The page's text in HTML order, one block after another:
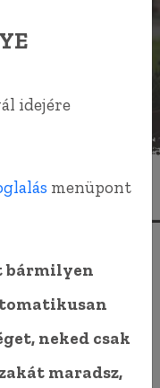
idejére
menüpont
bármilyen
neked csak
maradsz,